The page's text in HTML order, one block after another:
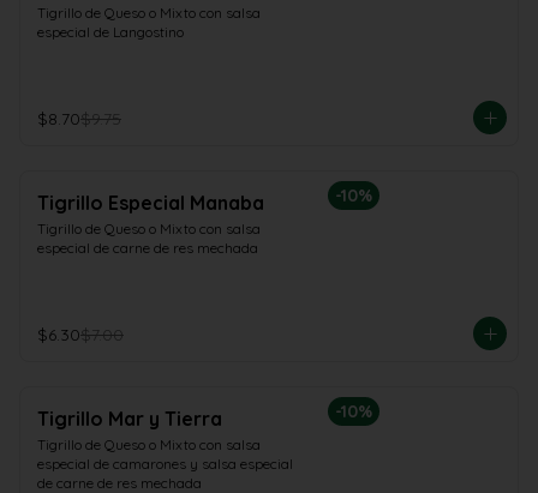
Tigrillo de Queso o Mixto con salsa
especial de Langostino
$8.70$9.75
-10%
Tigrillo Especial Manaba
Tigrillo de Queso o Mixto con salsa
especial de carne de res mechada
$6.30$7.00
-10%
Tigrillo Mar y Tierra
Tigrillo de Queso o Mixto con salsa
especial de camarones y salsa especial
de carne de res mechada